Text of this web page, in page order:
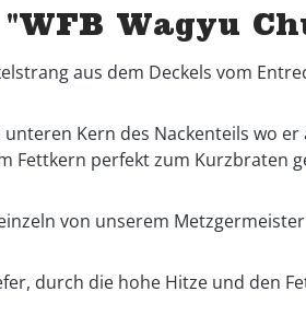
Wagyu
aus dem Deckels vom
Kern des Nackenteils wo
Fettkern perfekt zum Kurzbraten
von unserem
durch die hohe Hitze und den